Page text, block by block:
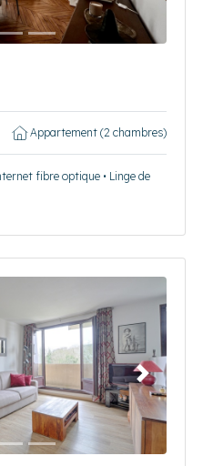
Appartement (2 chambres)
fibre optique • Linge de
Suivant